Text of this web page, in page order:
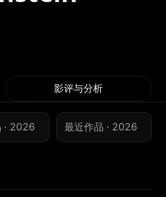
影评与分析
· 2026 最近作品 · 2026